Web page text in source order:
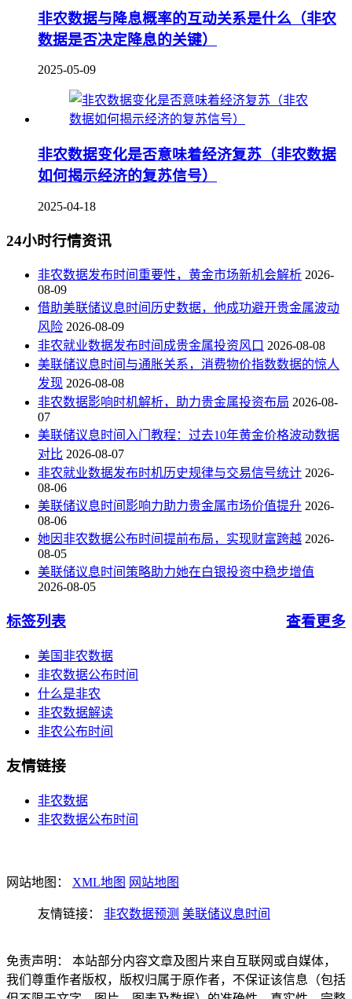
非农数据与降息概率的互动关系是什么（非农
数据是否决定降息的关键）
2025-05-09
非农数据变化是否意味着经济复苏（非农数据
如何揭示经济的复苏信号）
2025-04-18
24小时行情资讯
非农数据发布时间重要性，黄金市场新机会解析 2026-
08-09
借助美联储议息时间历史数据，他成功避开贵金属波动
风险 2026-08-09
非农就业数据发布时间成贵金属投资风口 2026-08-08
美联储议息时间与通胀关系，消费物价指数数据的惊人
发现 2026-08-08
非农数据影响时机解析，助力贵金属投资布局 2026-08-
07
美联储议息时间入门教程：过去10年黄金价格波动数据
对比 2026-08-07
非农就业数据发布时机历史规律与交易信号统计 2026-
08-06
美联储议息时间影响力助力贵金属市场价值提升 2026-
08-06
她因非农数据公布时间提前布局，实现财富跨越 2026-
08-05
美联储议息时间策略助力她在白银投资中稳步增值
2026-08-05
标签列表 查看更多
美国非农数据
非农数据公布时间
什么是非农
非农数据解读
非农公布时间
友情链接
非农数据
非农数据公布时间
网站地图： XML地图 网站地图
友情链接： 非农数据预测 美联储议息时间
免责声明： 本站部分内容文章及图片来自互联网或自媒体，
我们尊重作者版权，版权归属于原作者，不保证该信息（包括